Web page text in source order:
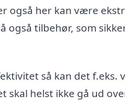
også her kan være
også tilbehør, som
så kan det
skal helst ikke gå ud